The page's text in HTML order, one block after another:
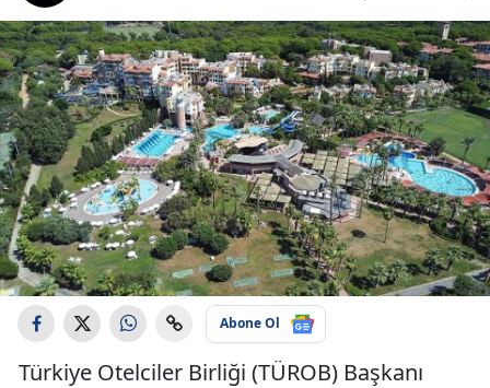
Abone Ol
Türkiye Otelciler Birliği (TÜROB) Başkanı